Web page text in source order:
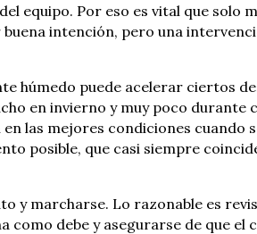
equipo. Por eso es vital que solo
intención, pero una
húmedo puede acelerar ciertos
en invierno y muy poco
las mejores condiciones cuando
posible, que casi siempre
y marcharse. Lo razonable es
como debe y asegurarse de que